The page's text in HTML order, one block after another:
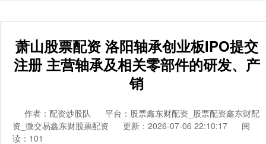
萧山股票配资 洛阳轴承创业板IPO提交
注册 主营轴承及相关零部件的研发、产
销
作者：配资炒股队
平台：股票鑫东财配资_股票配资鑫东财配
资_微交易鑫东财股票配资
更新：2026-07-06 22:10:17
阅
读：101